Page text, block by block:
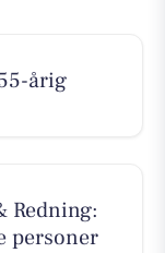
årig
Redning:
personer